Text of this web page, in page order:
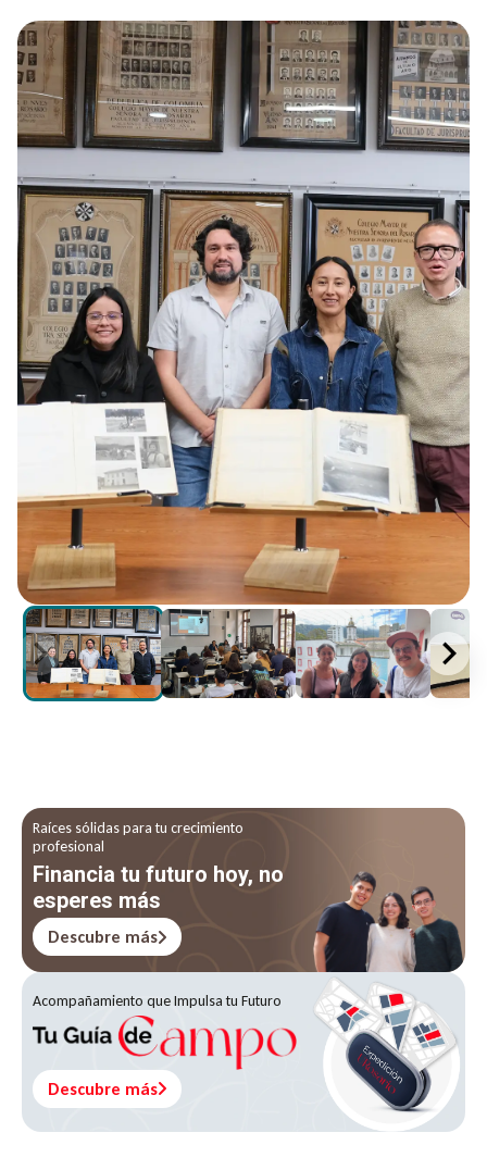
Raíces sólidas para tu crecimiento
profesional
Financia tu futuro hoy, no
esperes más
Descubre más
Acompañamiento que Impulsa tu Futuro
Descubre más